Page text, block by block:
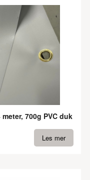
700g PVC duk
Les mer